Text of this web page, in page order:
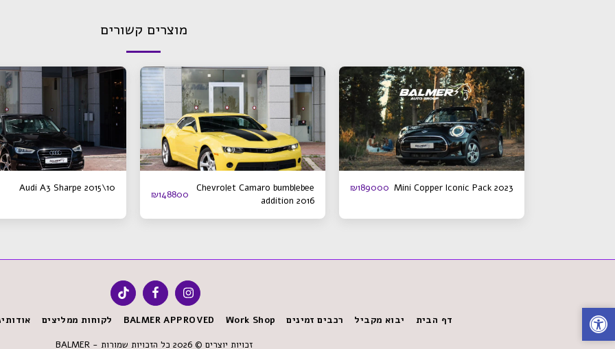
מוצרים קשורים
Mini Copper Iconic Pack 2023
₪189000
Chevrolet Camaro bumblebee
addition 2016
₪148800
Audi A3 Sharpe 2015\10
דף הבית יבוא מקביל רכבים זמינים Work Shop
BALMER APPROVED לקוחות ממליצים
זכויות יוצרים © 2026 כל הזכויות שמורות -
BALMER